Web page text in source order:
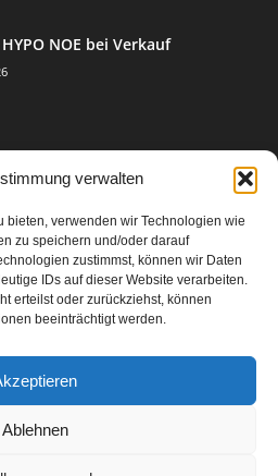
verwalten
bieten, verwenden wir Technologien wie
zu speichern und/oder darauf
zustimmst, können wir Daten
IDs auf dieser Website verarbeiten.
erteilst oder zurückziehst, können
beeinträchtigt werden.
Ablehnen
NOE bei Verkauf
3005
2067
567